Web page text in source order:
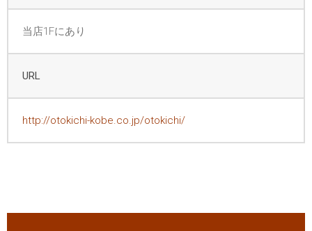
当店1Fにあり
URL
http://otokichi-kobe.co.jp/otokichi/